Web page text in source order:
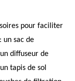
pour faciliter
un sac de
diffuseur de
tapis de sol